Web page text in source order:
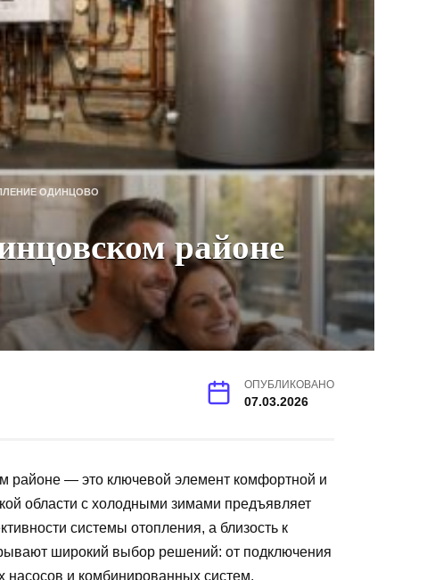
ОДИНЦОВО
районе
ОПУБЛИКОВАНО
07.03.2026
районе — это ключевой элемент комфортной и
области с холодными зимами предъявляет
системы отопления, а близость к
широкий выбор решений: от подключения
насосов и комбинированных систем.